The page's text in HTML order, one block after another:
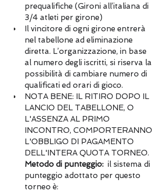
prequalifiche (Gironi all’italiana di
3/4 atleti per girone)
Il vincitore di ogni girone entrerà
nel tabellone ad eliminazione
diretta. L’organizzazione, in base
al numero degli iscritti, si riserva la
possibilità di cambiare numero di
qualificati ed orari di gioco.
NOTA BENE: IL RITIRO DOPO IL
LANCIO DEL TABELLONE, O
L'ASSENZA AL PRIMO
INCONTRO, COMPORTERANNO
L'OBBLIGO DI PAGAMENTO
DELL'INTERA QUOTA TORNEO.
Metodo di punteggio: il sistema di
punteggio adottato per questo
torneo è: